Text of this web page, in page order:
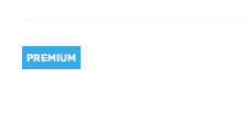
PREMIUM